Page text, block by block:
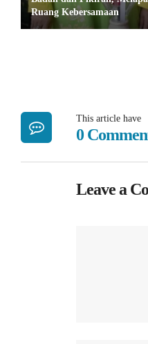
Ruang Kebersamaan
This article have
0
Leave a